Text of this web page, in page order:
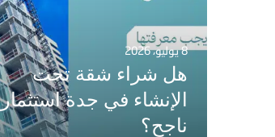
8 يوليو، 2026
هل شراء شقة تحت
الإنشاء في جدة استثمار
ناجح؟